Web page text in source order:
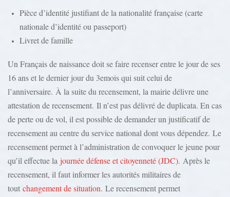
Pièce d’identité justifiant de la nationalité française (carte
nationale d’identité ou passeport)
Livret de famille
Un Français de naissance doit se faire recenser entre le jour de ses
16 ans et le dernier jour du 3emois qui suit celui de
l’anniversaire. À la suite du recensement, la mairie délivre une
attestation de recensement. Il n’est pas délivré de duplicata. En cas
de perte ou de vol, il est possible de demander un justificatif de
recensement au centre du service national dont vous dépendez. Le
recensement permet à l’administration de convoquer le jeune pour
qu’il effectue la journée défense et citoyenneté (JDC). Après le
recensement, il faut informer les autorités militaires de
tout changement de situation. Le recensement permet